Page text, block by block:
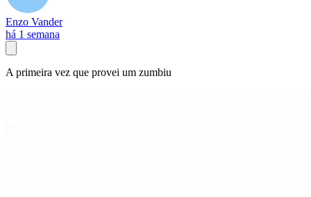
Enzo Vander
há 1 semana
A primeira vez que provei um zumbiu